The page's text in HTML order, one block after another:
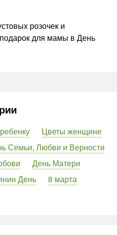
розочек и
для мамы в День
Цветы женщине
Семьи, Любви и Верности
День Матери
День
8 марта